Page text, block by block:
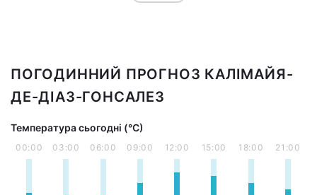
ПОГОДИННИЙ ПРОГНОЗ КАЛІМАЙЯ-
ДЕ-ДІАЗ-ГОНСАЛЕЗ
Температура сьогодні (°С)
00:00 03:00 06:00 09:00 12:00 15:00 18:00 21:00